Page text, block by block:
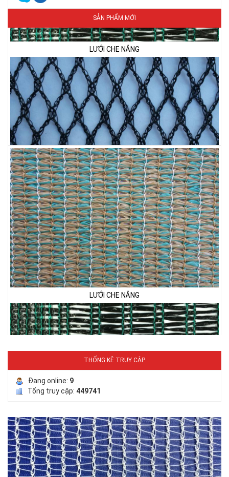
SẢN PHẨM MỚI
LƯỚI CHE NẮNG
LƯỚI CHẮN CHIM
LƯỚI PHƠI NÔNG SẢN
LƯỚI CHE NẮNG
LƯỚI CHE NẮNG
THỐNG KÊ TRUY CẬP
Đang online: 9
Tổng truy cập: 449741